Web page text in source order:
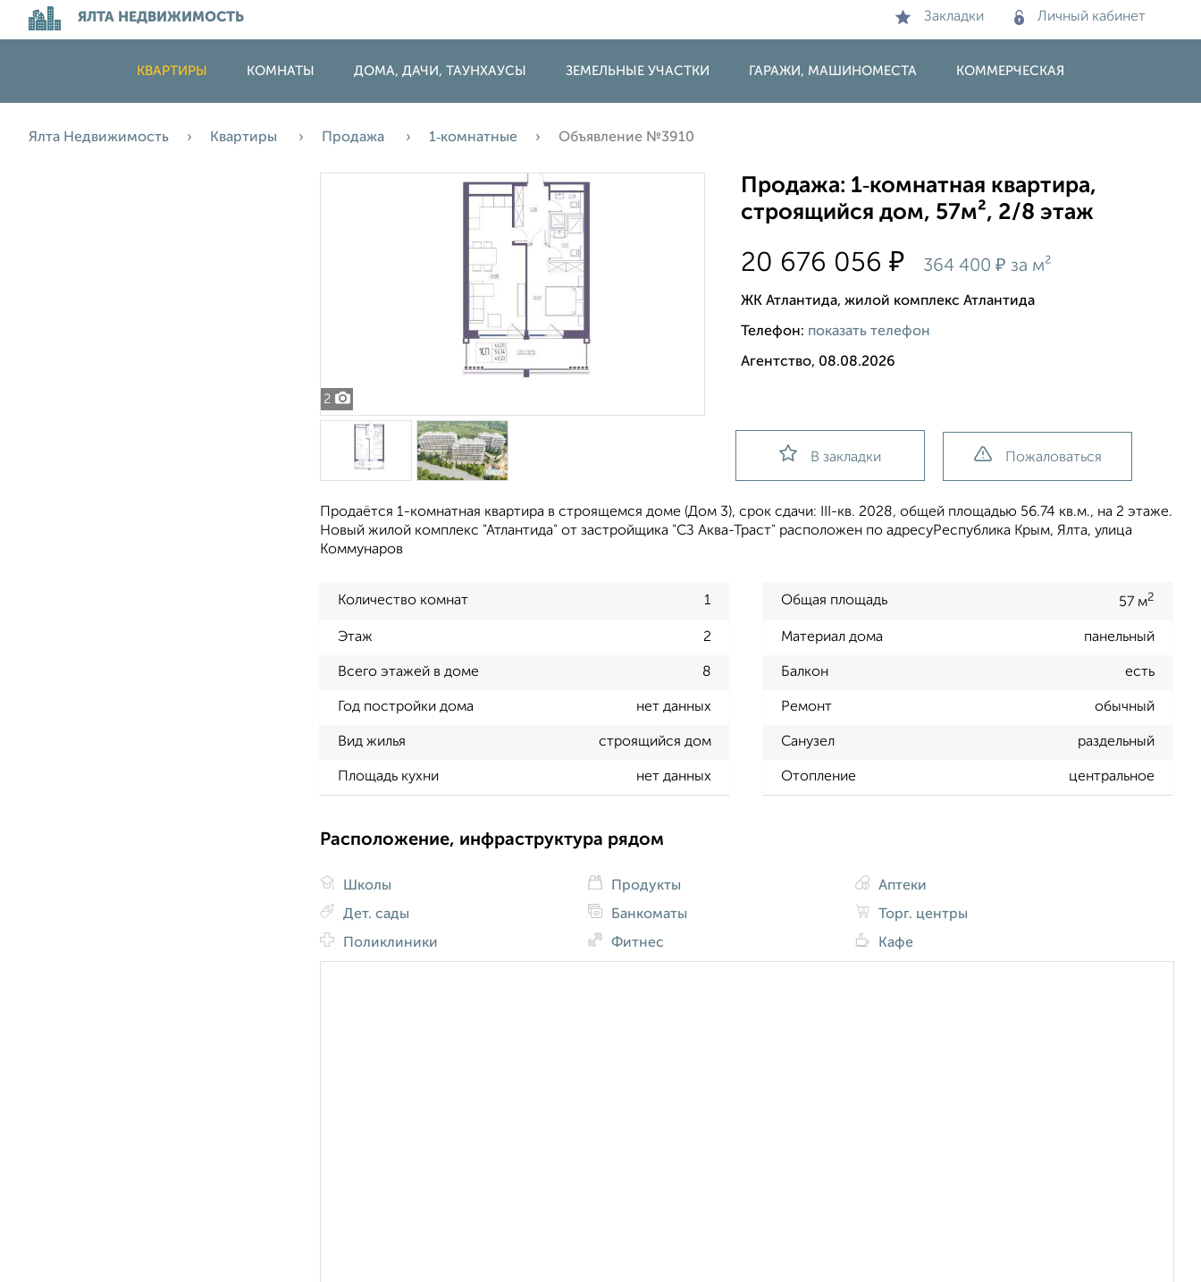
ЯЛТА НЕДВИЖИМОСТЬ Закладки Личный кабинет
КВАРТИРЫ КОМНАТЫ ДОМА, ДАЧИ, ТАУНХАУСЫ ЗЕМЕЛЬНЫЕ УЧАСТКИ ГАРАЖИ, МАШИНОМЕСТА КОММЕРЧЕСКАЯ
Ялта Недвижимость Квартиры Продажа 1‑комнатные Объявление №3910
2
Продажа: 1‑комнатная квартира,
строящийся дом, 57м², 2/8 этаж
20 676 056₽ 364 400₽ за м²
ЖК Атлантида, жилой комплекс Атлантида
Телефон: показать телефон
Агентство, 08.08.2026
В закладки Пожаловаться
Продаётся 1-комнатная квартира в строящемся доме (Дом 3), срок сдачи: III-кв. 2028, общей площадью 56.74 кв.м., на 2 этаже.
Новый жилой комплекс "Атлантида" от застройщика "СЗ Аква-Траст" расположен по адресуРеспублика Крым, Ялта, улица
Коммунаров
Количество комнат 1 Общая площадь 57 м2
Этаж 2 Материал дома панельный
Всего этажей в доме 8 Балкон есть
Год постройки дома нет данных Ремонт обычный
Вид жилья строящийся дом Санузел раздельный
Площадь кухни нет данных Отопление центральное
Расположение, инфраструктура рядом
Школы
Дет. сады
Поликлиники
Продукты
Банкоматы
Фитнес
Аптеки
Торг. центры
Кафе